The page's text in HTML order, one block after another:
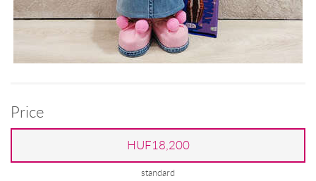
Price
HUF18,200
standard